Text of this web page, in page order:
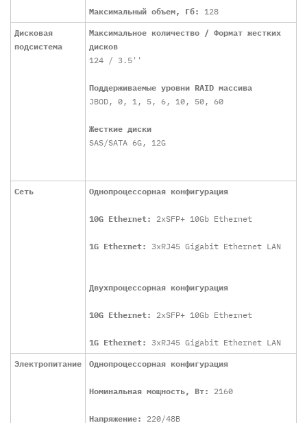
Максимальный объем, Гб: 128
Дисковая
подсистема
Максимальное количество / Формат жестких
дисков
124 / 3.5''
Поддерживаемые уровни RAID массива
JBOD, 0, 1, 5, 6, 10, 50, 60
Жесткие диски
SAS/SATA 6G, 12G
Сеть Однопроцессорная конфигурация
10G Ethernet: 2хSFP+ 10Gb Ethernet
1G Ethernet: 3xRJ45 Gigabit Ethernet LAN
Двухпроцессорная конфигурация
10G Ethernet: 2хSFP+ 10Gb Ethernet
1G Ethernet: 3xRJ45 Gigabit Ethernet LAN
Электропитание Однопроцессорная конфигурация
Номинальная мощность, Вт: 2160
Напряжение: 220/48B